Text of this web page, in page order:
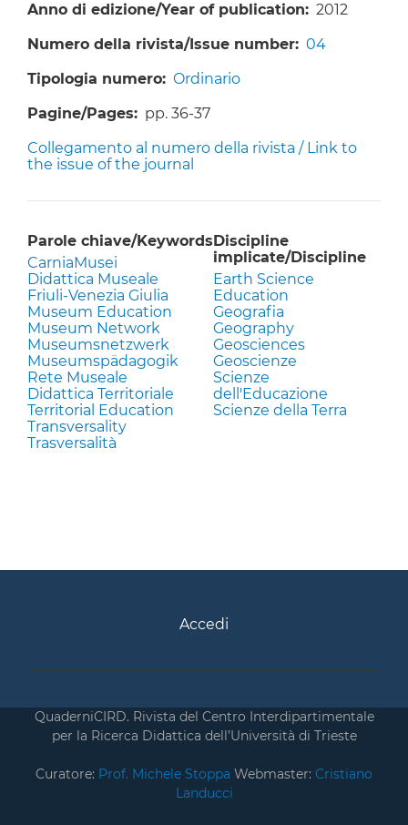
Anno di edizione/Year of publication
2012
Numero della rivista/Issue number
04
Tipologia numero
Ordinario
Pagine/Pages
pp. 36-37
Collegamento al numero della rivista / Link to
the issue of the journal
Parole chiave/Keywords
CarniaMusei
Didattica Museale
Friuli-Venezia Giulia
Museum Education
Museum Network
Museumsnetzwerk
Museumspädagogik
Rete Museale
Didattica Territoriale
Territorial Education
Discipline
implicate/Discipline
Earth Science
Education
Geografia
Geography
Geosciences
Geoscienze
Scienze
dell'Educazione
Scienze della Terra
Transversality
Trasversalità
Accedi
QuaderniCIRD. Rivista del Centro Interdipartimentale
per la Ricerca Didattica dell’Università di Trieste
Curatore: Prof. Michele Stoppa Webmaster: Cristiano
Landucci